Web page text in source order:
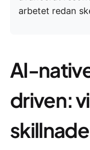
arbetet redan
AI-
driven: